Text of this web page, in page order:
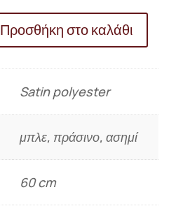
Προσθήκη στο καλάθι
Satin polyester
μπλε, πράσινο, ασημί
60 cm